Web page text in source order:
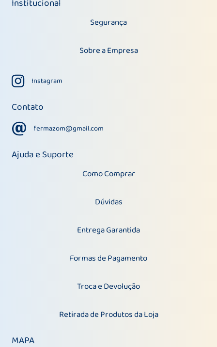
Institucional
Segurança
Sobre a Empresa
InstagramInstagram
Contato
fermazom@gmail.com
fermazom@gmail.com
Ajuda e Suporte
Como Comprar
Dúvidas
Entrega Garantida
Formas de Pagamento
Troca e Devolução
Retirada de Produtos da Loja
MAPA